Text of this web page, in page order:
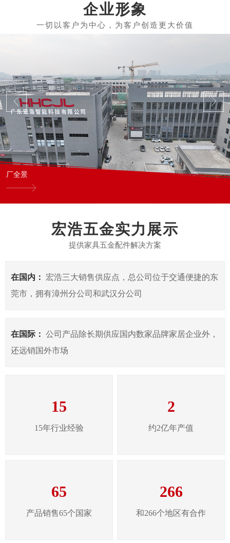
企业形象
厂全景
宏浩五金实力展示
提供家具五金配件解决方案
在国内：
宏浩三大销售供应点，总公司位于交通便捷的东
莞市，拥有漳州分公司和武汉分公司
在国际： 公司产品除长期供应国内数家品牌家居企业外，
还远销国外市场
15
15年行业经验
2
约2亿年产值
65
产品销售65个国家
266
和266个地区有合作